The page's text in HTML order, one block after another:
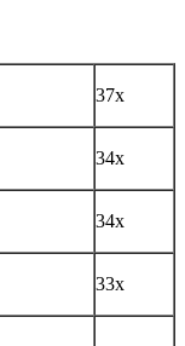
37x
34x
34x
33x